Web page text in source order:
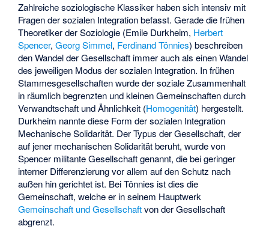
Zahlreiche soziologische Klassiker haben sich intensiv mit
Fragen der sozialen Integration befasst. Gerade die frühen
Theoretiker der Soziologie (Emile Durkheim, Herbert
Spencer,Georg Simmel, Ferdinand Tönnies) beschreiben
den Wandel der Gesellschaft immer auch als einen Wandel
des jeweiligen Modus der sozialen Integration. In frühen
Stammesgesellschaften wurde der soziale Zusammenhalt
in räumlich begrenzten und kleinen Gemeinschaften durch
Verwandtschaft und Ähnlichkeit (Homogenität) hergestellt.
Durkheim nannte diese Form der sozialen Integration
Mechanische Solidarität. Der Typus der Gesellschaft, der
auf jener mechanischen Solidarität beruht, wurde von
Spencer militante Gesellschaft genannt, die bei geringer
interner Differenzierung vor allem auf den Schutz nach
außen hin gerichtet ist. Bei Tönnies ist dies die
Gemeinschaft, welche er in seinem Hauptwerk
Gemeinschaft und Gesellschaftvon der Gesellschaft
abgrenzt.